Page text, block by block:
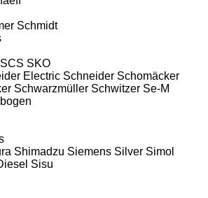
Schmidt
SCS SKO
Electric Schneider Schomäcker
Schwarzmüller Schwitzer Se-M
Shimadzu Siemens Silver Simol
Sisu